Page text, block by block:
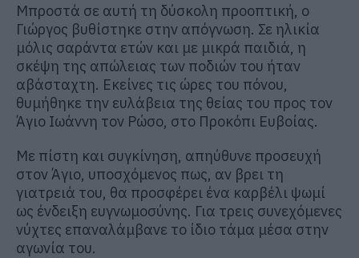
Μπροστά σε αυτή τη δύσκολη προοπτική, ο
Γιώργος βυθίστηκε στην απόγνωση. Σε ηλικία
μόλις σαράντα ετών και με μικρά παιδιά, η
σκέψη της απώλειας των ποδιών του ήταν
αβάσταχτη. Εκείνες τις ώρες του πόνου,
θυμήθηκε την ευλάβεια της θείας του προς τον
Άγιο Ιωάννη τον Ρώσο, στο Προκόπι Ευβοίας.
Με πίστη και συγκίνηση, απηύθυνε προσευχή
στον Άγιο, υποσχόμενος πως, αν βρει τη
γιατρειά του, θα προσφέρει ένα καρβέλι ψωμί
ως ένδειξη ευγνωμοσύνης. Για τρεις συνεχόμενες
νύχτες επαναλάμβανε το ίδιο τάμα μέσα στην
αγωνία του.